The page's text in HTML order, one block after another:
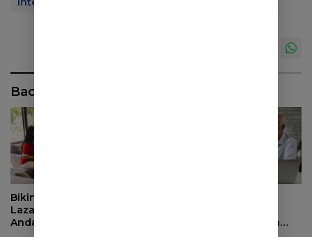
Baca Juga
Bikin Nobar Makin Seru,
Lazada Bagikan 6 Produk
Andalan Sulap Ruang
Keuangan untuk Masa